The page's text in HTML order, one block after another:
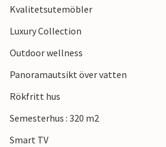
Kvalitetsutemöbler
Luxury Collection
Outdoor wellness
Panoramautsikt över vatten
Rökfritt hus
Semesterhus : 320 m2
Smart TV